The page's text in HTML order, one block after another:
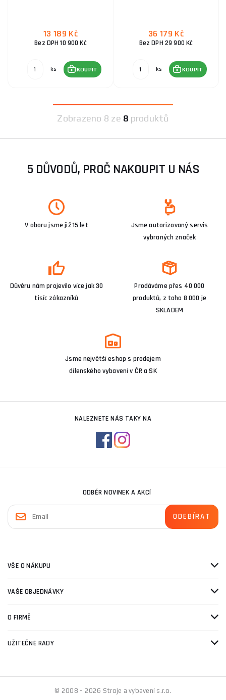
13 189 Kč
Bez DPH 10 900 Kč
ks KOUPIT
36 179 Kč
Bez DPH 29 900 Kč
ks KOUPIT
Zobrazeno 8 ze 8 produktů
5 DŮVODŮ, PROČ NAKOUPIT U NÁS
V oboru jsme již 15 let
Jsme autorizovaný servis
vybraných značek
Důvěru nám projevilo více jak 30
tisíc zákazníků
Prodáváme přes 40 000
produktů, z toho 8 000 je
SKLADEM
Jsme největší eshop s prodejem
dílenského vybavení v ČR a SK
NALEZNETE NÁS TAKY NA
ODBĚR NOVINEK A AKCÍ
VŠE O NÁKUPU
VAŠE OBJEDNÁVKY
O FIRMĚ
UŽITEČNÉ RADY
© 2008 - 2026 Stroje a vybavení s.r.o.